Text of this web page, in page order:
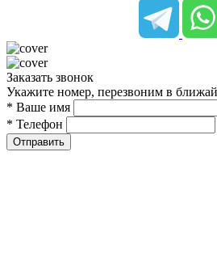
Заказать звонок
Укажите номер, перезвоним в
* Ваше имя
* Телефон
Отправить